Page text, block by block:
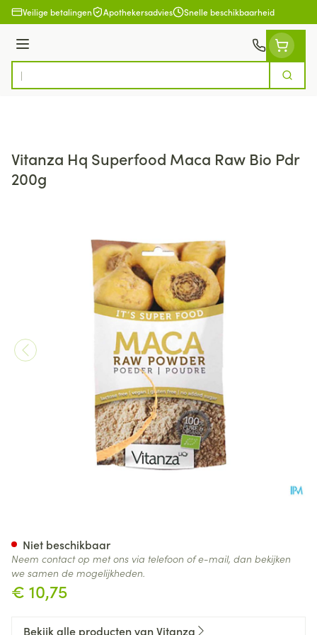
Ga naar de inhoud
Veilige betalingen Apothekersadvies Snelle beschikbaarheid
Menu
Product, merk, categorie...
Zoek
Vitanza Hq Superfood Maca Raw Bio Pdr
200g
€ 10,75
Niet beschikbaar
Neem contact op met ons via telefoon of e-mail, dan bekijken
we samen de mogelijkheden.
Bekijk alle producten van Vitanza